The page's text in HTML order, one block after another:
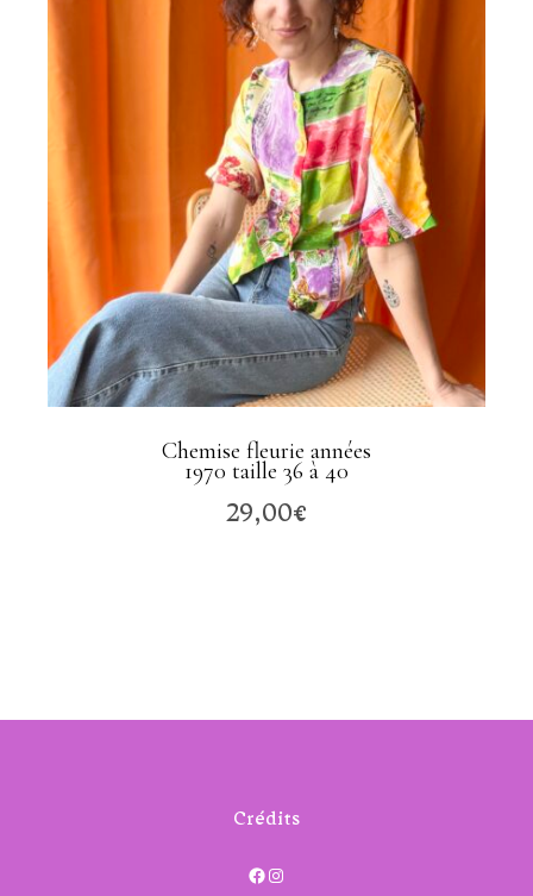
Chemise fleurie années
1970 taille 36 à 40
29,00€
Crédits
Facebook
Instagram